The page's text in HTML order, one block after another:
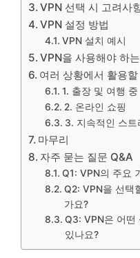
VPN 선택 시 고려사
VPN 설정 방법
VPN 설치 예시
VPN을 사용해야 하
여러 상황에서 활용
1. 출장 및 여행 중
2. 온라인 쇼핑
3. 지속적인 스트
마무리
자주 묻는 질문 Q&A
Q1: VPN의 주요
Q2: VPN을 선택
가요?
Q3: VPN은 어떤
있나요?